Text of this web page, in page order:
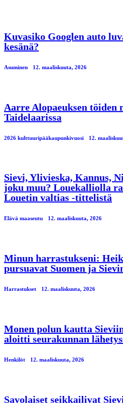
Kuvasiko Googlen auto
kesänä?
Asuminen 12. maaliskuuta, 2026
Aarre Alopaeuksen töiden
Taidelaarissa
2026 kulttuuripääkaupunkivuosi 12.
Sievi, Ylivieska, Kannus,
joku muu? Louekalliolla
Louetin valtias -tittelistä
Elävä maaseutu 12. maaliskuuta, 2026
Minun harrastukseni:
pursuavat Suomen ja
Harrastukset 12. maaliskuuta, 2026
Monen polun kautta
aloitti seurakunnan
Henkilöt 12. maaliskuuta, 2026
Savolaiset seikkailivat